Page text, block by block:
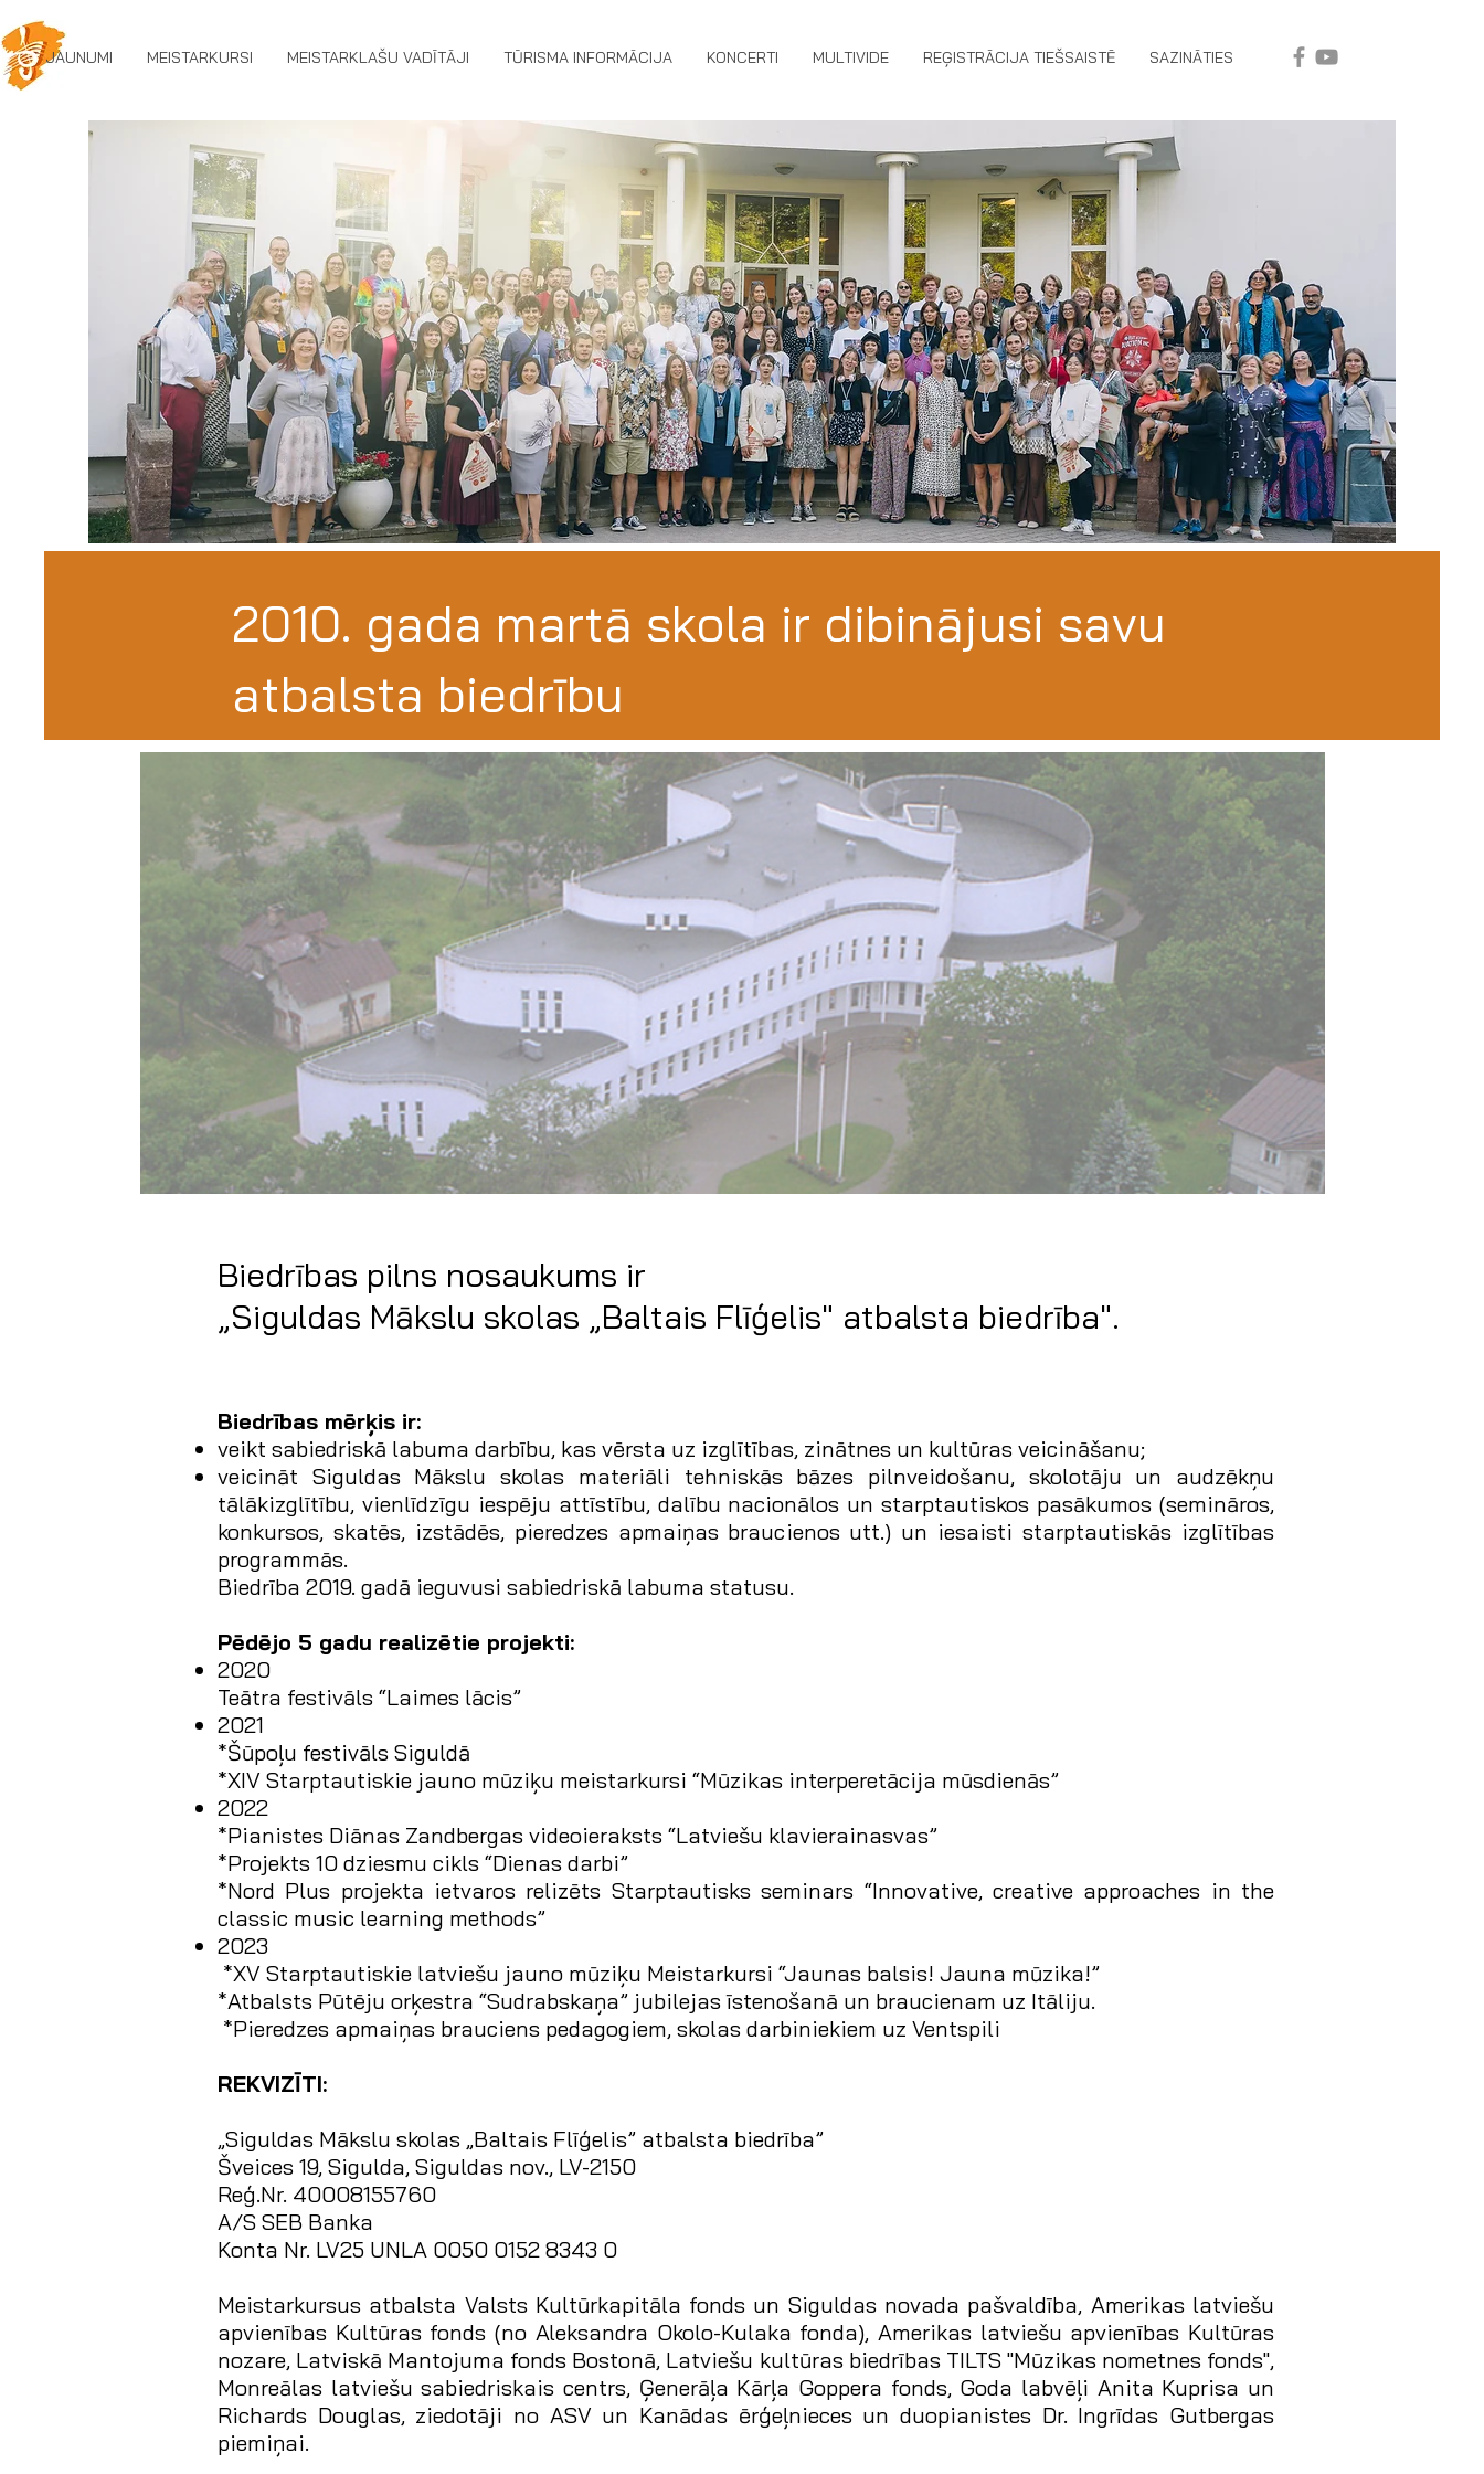
JAUNUMI MEISTARKURSI MEISTARKLAŠU VADĪTĀJI TŪRISMA INFORMĀCIJA KONCERTI MULTIVIDE REĢISTRĀCIJA TIEŠSAISTĒ SAZINĀTIES
2010. gada martā skola ir dibinājusi savu
atbalsta biedrību
Biedrības pilns nosaukums ir
„Siguldas Mākslu skolas „Baltais Flīģelis" atbalsta biedrība".
Biedrības mērķis ir:
veikt sabiedriskā labuma darbību, kas vērsta uz izglītības, zinātnes un kultūras veicināšanu;
veicināt Siguldas Mākslu skolas materiāli tehniskās bāzes pilnveidošanu, skolotāju un audzēkņu
tālākizglītību, vienlīdzīgu iespēju attīstību, dalību nacionālos un starptautiskos pasākumos (semināros,
konkursos, skatēs, izstādēs, pieredzes apmaiņas braucienos utt.) un iesaisti starptautiskās izglītības
programmās.
Biedrība 2019. gadā ieguvusi sabiedriskā labuma statusu.
Pēdējo 5 gadu realizētie projekti:
2020
Teātra festivāls “Laimes lācis”
2021
*Šūpoļu festivāls Siguldā
*XIV Starptautiskie jauno mūziķu meistarkursi “Mūzikas interperetācija mūsdienās”
2022
*Pianistes Diānas Zandbergas videoieraksts “Latviešu klavierainasvas”
*Projekts 10 dziesmu cikls “Dienas darbi”
*Nord Plus projekta ietvaros relizēts Starptautisks seminars “Innovative, creative approaches in the
classic music learning methods”
2023
*XV Starptautiskie latviešu jauno mūziķu Meistarkursi “Jaunas balsis! Jauna mūzika!”
*Atbalsts Pūtēju orķestra “Sudrabskaņa” jubilejas īstenošanā un braucienam uz Itāliju.
*Pieredzes apmaiņas brauciens pedagogiem, skolas darbiniekiem uz Ventspili
REKVIZĪTI:
„Siguldas Mākslu skolas „Baltais Flīģelis” atbalsta biedrība”
Šveices 19, Sigulda, Siguldas nov., LV-2150
Reģ.Nr. 40008155760
A/S SEB Banka
Konta Nr. LV25 UNLA 0050 0152 8343 0
Meistarkursus atbalsta Valsts Kultūrkapitāla fonds un Siguldas novada pašvaldība, Amerikas latviešu
apvienības Kultūras fonds (no Aleksandra Okolo-Kulaka fonda), Amerikas latviešu apvienības Kultūras
nozare, Latviskā Mantojuma fonds Bostonā, Latviešu kultūras biedrības TILTS "Mūzikas nometnes fonds",
Monreālas latviešu sabiedriskais centrs, Ģenerāļa Kārļa Goppera fonds, Goda labvēļi Anita Kuprisa un
Richards Douglas, ziedotāji no ASV un Kanādas ērģeļnieces un duopianistes Dr. Ingrīdas Gutbergas
piemiņai.